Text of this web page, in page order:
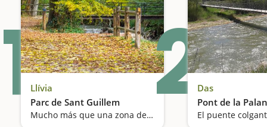
1 Llívia
Parc de Sant Guillem
Mucho más que una zona de pícnic2Das
Pont de la
El puente